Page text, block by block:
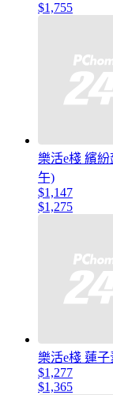
$1,755
樂活e棧 繽
午)
$1,147
$1,275
樂活e棧 蓮
$1,277
$1,365